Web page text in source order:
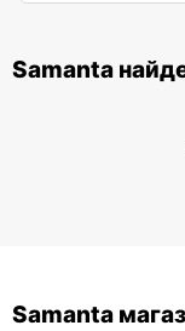
Samanta
Samanta